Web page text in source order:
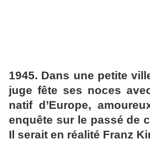
1945. Dans une petite
juge fête ses noces
natif d’Europe,
enquête sur le passé de
Il serait en réalité Franz